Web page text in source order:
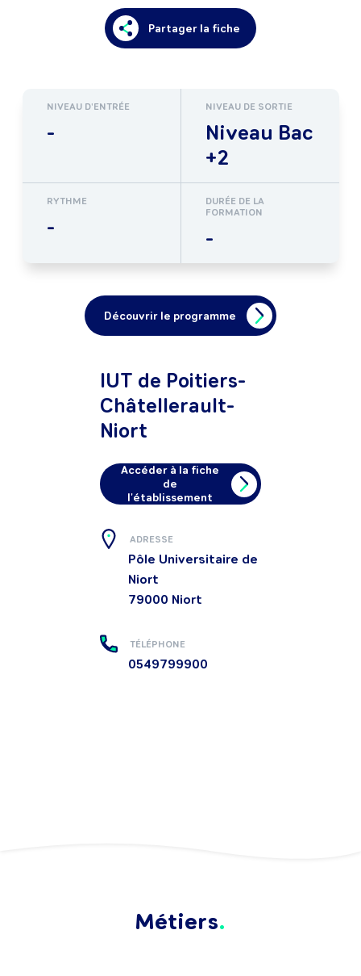
Partager la fiche
NIVEAU D'ENTRÉE
-
NIVEAU DE SORTIE
Niveau Bac
+2
RYTHME
-
DURÉE DE LA
FORMATION
-
Découvrir le programme
IUT de Poitiers-
Châtellerault-
Niort
Accéder à la fiche
de
l'établissement
ADRESSE
Pôle Universitaire de
Niort
79000 Niort
TÉLÉPHONE
0549799900
Métiers